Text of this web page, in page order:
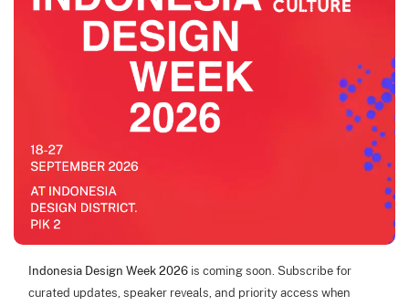
Indonesia Design Week 2026 is coming soon. Subscribe for
curated updates, speaker reveals, and priority access when